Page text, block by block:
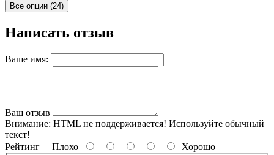
Все опции (24)
Написать отзыв
Ваше имя:
Ваш отзыв
Внимание: HTML не поддерживается! Используйте обычный
текст!
Рейтинг Плохо Хорошо